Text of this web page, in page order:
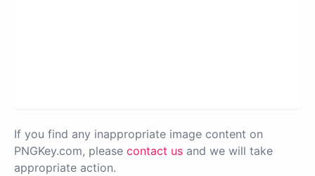
If you find any inappropriate image content on
PNGKey.com, please contact us and we will take
appropriate action.